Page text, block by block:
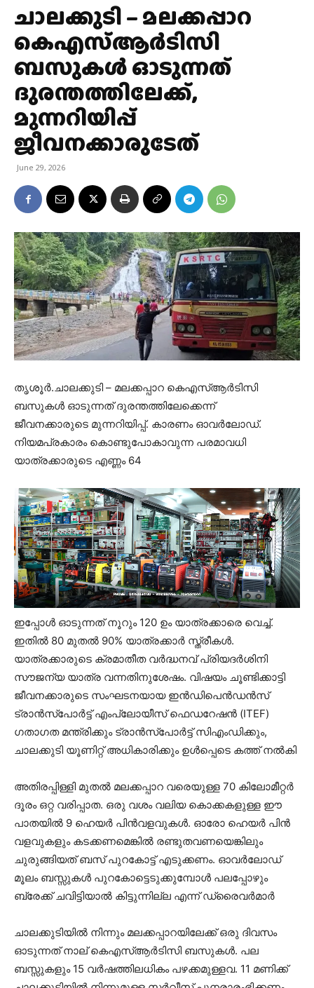
ചാലക്കുടി – മലക്കപ്പാറ
കെഎസ്ആർടിസി
ബസുകൾ ഓടുന്നത്
ദുരന്തത്തിലേക്ക്,
മുന്നറിയിപ്പ്
ജീവനക്കാരുടേത്
June 29, 2026
തൃശൂര്‍.ചാലക്കുടി – മലക്കപ്പാറ കെഎസ്ആർടിസി
ബസുകൾ ഓടുന്നത് ദുരന്തത്തിലേക്കെന്ന്
ജീവനക്കാരുടെ മുന്നറിയിപ്പ്. കാരണം ഓവർലോഡ്.
നിയമപ്രകാരം കൊണ്ടുപോകാവുന്ന പരമാവധി
യാത്രക്കാരുടെ എണ്ണം 64
ഇപ്പോൾ ഓടുന്നത് നൂറും 120 ഉം യാത്രക്കാരെ വെച്ച്.
ഇതിൽ 80 മുതൽ 90% യാത്രക്കാർ സ്ത്രീകൾ.
യാത്രക്കാരുടെ ക്രമാതീത വർദ്ധനവ് പ്രിയദർശിനി
സൗജന്യ യാത്ര വന്നതിനുശേഷം. വിഷയം ചൂണ്ടിക്കാട്ടി
ജീവനക്കാരുടെ സംഘടനയായ ഇൻഡിപെൻഡൻസ്
ട്രാൻസ്പോർട്ട് എംപ്ലോയീസ് ഫെഡറേഷൻ (ITEF)
ഗതാഗത മന്ത്രിക്കും ട്രാൻസ്പോർട്ട് സിഎംഡിക്കും,
ചാലക്കുടി യൂണിറ്റ് അധികാരിക്കും ഉൾപ്പെടെ കത്ത് നൽകി
അതിരപ്പിള്ളി മുതൽ മലക്കപ്പാറ വരെയുള്ള 70 കിലോമീറ്റർ
ദൂരം ഒറ്റ വരിപ്പാത. ഒരു വശം വലിയ കൊക്കകളുള്ള ഈ
പാതയിൽ 9 ഹെയർ പിൻവളവുകൾ. ഓരോ ഹെയർ പിൻ
വളവുകളും കടക്കണമെങ്കിൽ രണ്ടുതവണയെങ്കിലും
ചുരുങ്ങിയത് ബസ് പുറകോട്ട് എടുക്കണം. ഓവർലോഡ്
മൂലം ബസ്സുകൾ പുറകോട്ടെടുക്കുമ്പോൾ പലപ്പോഴും
ബ്രേക്ക് ചവിട്ടിയാൽ കിട്ടുന്നില്ല എന്ന് ഡ്രൈവർമാർ
ചാലക്കുടിയിൽ നിന്നും മലക്കപ്പാറയിലേക്ക് ഒരു ദിവസം
ഓടുന്നത് നാല് കെഎസ്ആർടിസി ബസുകൾ. പല
ബസ്സുകളും 15 വർഷത്തിലധികം പഴക്കമുള്ളവ. 11 മണിക്ക്‌